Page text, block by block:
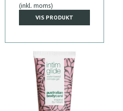
(inkl. moms)
VIS PRODUKT